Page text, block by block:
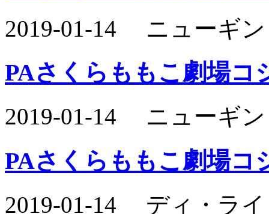
2019-01-14 ニューギ
PAさくらももこ劇場コ
2019-01-14 ニューギ
PAさくらももこ劇場コ
2019-01-14 ディ・ラ